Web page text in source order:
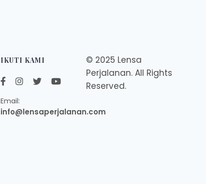
IKUTI KAMI
Email:
info@lensaperjalanan.com
© 2025 Lensa
Perjalanan. All Rights
Reserved.